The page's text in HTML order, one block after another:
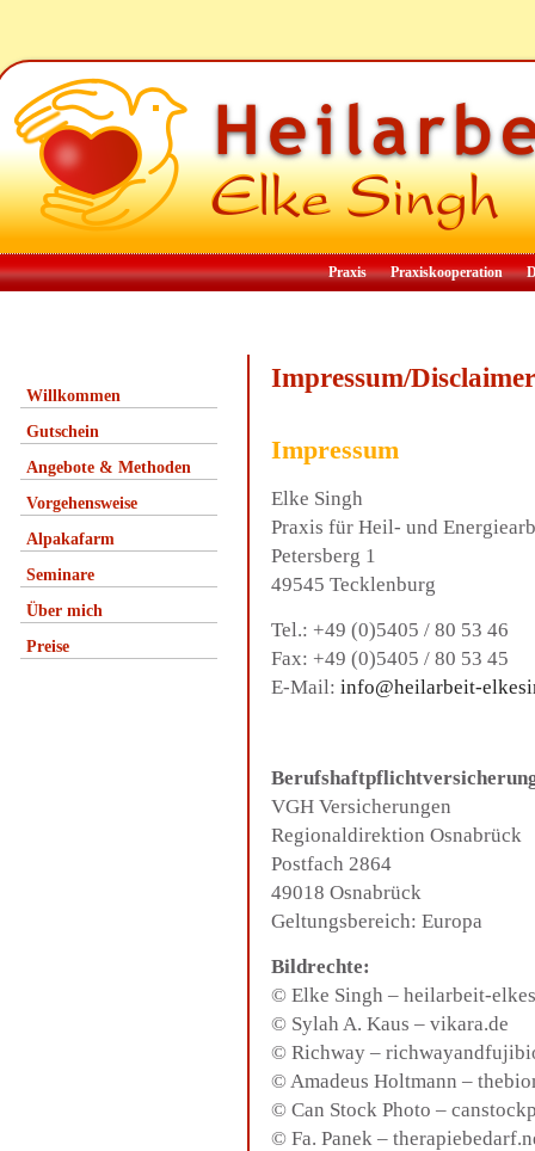
Praxis Praxiskooperation
Willkommen
Gutschein
Angebote & Methoden
Vorgehensweise
Alpakafarm
Seminare
Über mich
Preise
Impressum/Disclaimer
Impressum
Elke Singh
Praxis für Heil- und
Petersberg 1
49545 Tecklenburg
Tel.: +49 (0)5405 / 80 53 46
Fax: +49 (0)5405 / 80 53 45
E-Mail: info@heilarbeit-
VGH Versicherungen
Regionaldirektion Osnabrück
Postfach 2864
49018 Osnabrück
Geltungsbereich: Europa
Bildrechte:
© Elke Singh – heilarbeit-
© Sylah A. Kaus – vikara.de
© Richway –
© Amadeus Holtmann –
© Can Stock Photo –
© Fa. Panek –